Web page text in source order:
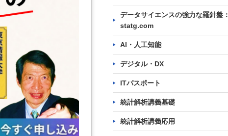
データサイエンスの強力な羅針盤：
statg.com
AI・人工知能
デジタル・DX
ITパスポート
統計解析講義基礎
統計解析講義応用